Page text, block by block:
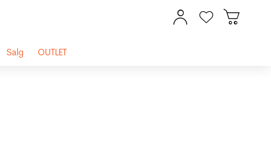
Salg OUTLET